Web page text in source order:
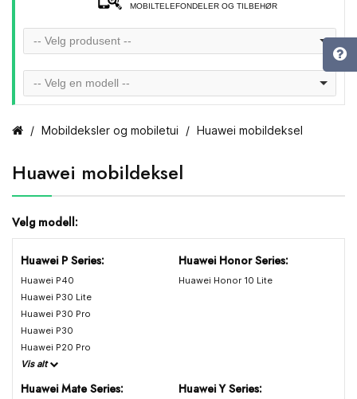
MOBILTELEFONDELER OG TILBEHØR
-- Velg produsent --
-- Velg en modell --
Mobildeksler og mobiletui Huawei mobildeksel
Huawei mobildeksel
Velg modell:
Huawei P Series:
Huawei P40
Huawei P30 Lite
Huawei P30 Pro
Huawei P30
Huawei P20 Pro
Vis alt
Huawei Honor Series:
Huawei Honor 10 Lite
Huawei Mate Series: Huawei Y Series: